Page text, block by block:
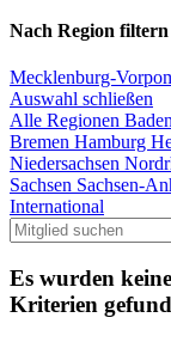
Nach Region filtern
Mecklenburg-
Auswahl schließen
Alle Regionen
Bremen Hamburg
Niedersachsen
Sachsen Sachsen-
International
Es wurden
Kriterien